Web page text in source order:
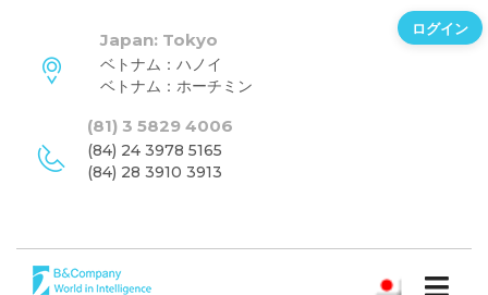
Japan: Tokyo
ベトナム：ハノイ
ベトナム：ホーチミン
(81) 3 5829 4006
(84) 24 3978 5165
(84) 28 3910 3913
日本語
ログイン